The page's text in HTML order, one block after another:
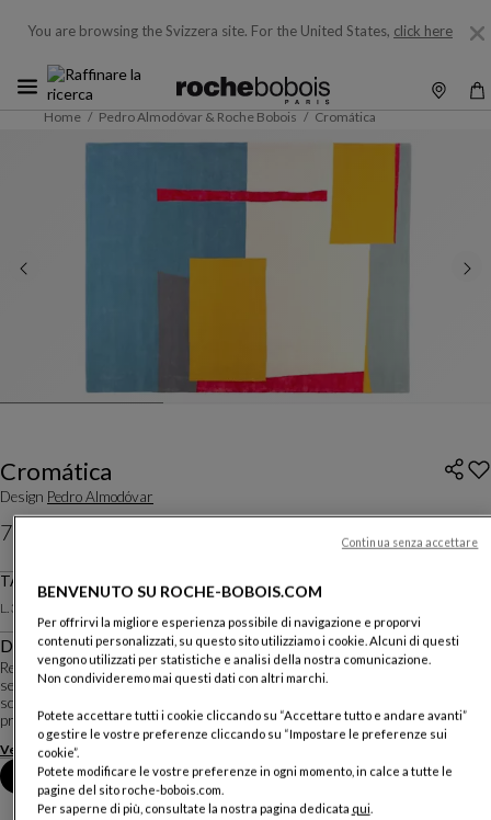
You are browsing the Svizzera site. For the United States, click here
Home Pedro Almodóvar & Roche Bobois Cromática
Cromática
Design Pedro Almodóvar
7 690 CHF
Prezzi esclusa consegna, valevoli in Svizzera
TAPPETO RETTANGOLARE Mujeres
L. 300 X H. 400 Cm
Descrizione
Regista iconico dall'universo cromatico sgargiante, Pedro Almodóvar ha
segnato intere generazioni con i suoi film in cui il colore, le forme e le
scenografie giocano un ruolo centrale. Dalla passione per il rosso alla
profondità dei blu, ogni opera è...
Vedere di più
Fissare un appuntamento in negozio
BENVENUTO SU ROCHE-BOBOIS.COM
Per offrirvi la migliore esperienza possibile di navigazione e proporvi
contenuti personalizzati, su questo sito utilizziamo i cookie. Alcuni di questi
vengono utilizzati per statistiche e analisi della nostra comunicazione.
Non condivideremo mai questi dati con altri marchi.
Potete accettare tutti i cookie cliccando su “Accettare tutto e andare avanti”
o gestire le vostre preferenze cliccando su “Impostare le preferenze sui
cookie”.
Potete modificare le vostre preferenze in ogni momento, in calce a tutte le
pagine del sito roche-bobois.com.
Per saperne di più, consultate la nostra pagina dedicata qui.
Continua senza accettare